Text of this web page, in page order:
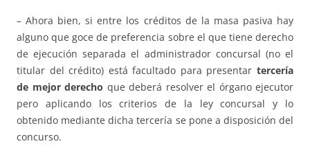
– Ahora bien, si entre los créditos de la masa pasiva hay
alguno que goce de preferencia sobre el que tiene derecho
de ejecución separada el administrador concursal (no el
titular del crédito) está facultado para presentar tercería
de mejor derecho que deberá resolver el órgano ejecutor
pero aplicando los criterios de la ley concursal y lo
obtenido mediante dicha tercería se pone a disposición del
concurso.